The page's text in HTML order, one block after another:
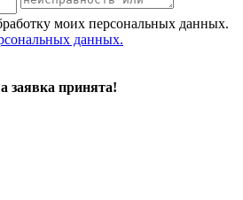
моих персональных данных.
данных.
заявка принята!